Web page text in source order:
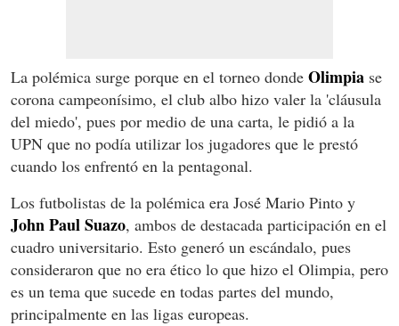
La polémica surge porque en el torneo donde Olimpia se
corona campeonísimo, el club albo hizo valer la 'cláusula
del miedo', pues por medio de una carta, le pidió a la
UPN que no podía utilizar los jugadores que le prestó
cuando los enfrentó en la pentagonal.
Los futbolistas de la polémica era José Mario Pinto y
John Paul Suazo, ambos de destacada participación en el
cuadro universitario. Esto generó un escándalo, pues
consideraron que no era ético lo que hizo el Olimpia, pero
es un tema que sucede en todas partes del mundo,
principalmente en las ligas europeas.